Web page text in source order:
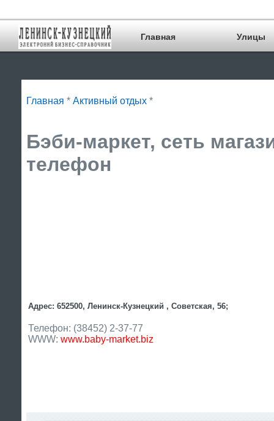
Главная Улицы
Главная * Активный отдых *
Бэби-маркет, сеть
телефон
Адрес: 652500, Ленинск-Кузнецкий , Советская, 56;
Телефон: (38452) 2-37-77
WWW: www.baby-market.biz